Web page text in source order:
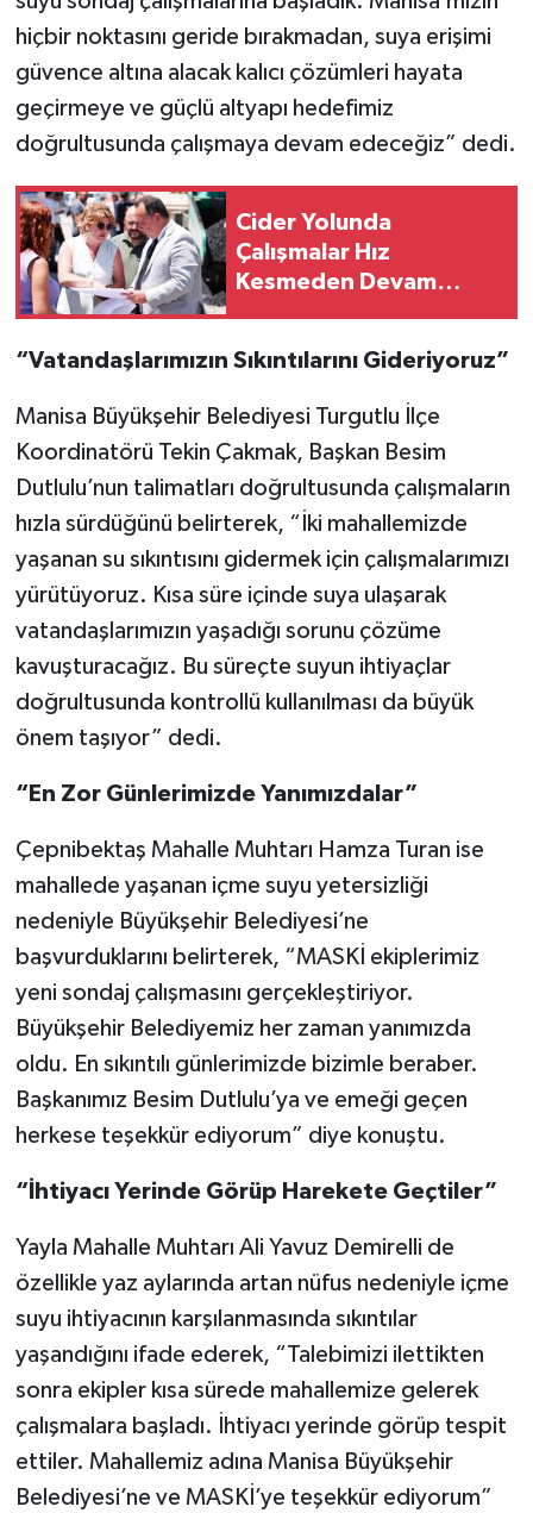
hiçbir noktasını geride bırakmadan, suya erişimi
güvence altına alacak kalıcı çözümleri hayata
geçirmeye ve güçlü altyapı hedefimiz
doğrultusunda çalışmaya devam edeceğiz” dedi.
Cider Yolunda
Çalışmalar Hız
Kesmeden Devam
“Vatandaşlarımızın Sıkıntılarını Gideriyoruz”
Manisa Büyükşehir Belediyesi Turgutlu İlçe
Koordinatörü Tekin Çakmak, Başkan Besim
Dutlulu’nun talimatları doğrultusunda çalışmaların
hızla sürdüğünü belirterek, “İki mahallemizde
yaşanan su sıkıntısını gidermek için çalışmalarımızı
yürütüyoruz. Kısa süre içinde suya ulaşarak
vatandaşlarımızın yaşadığı sorunu çözüme
kavuşturacağız. Bu süreçte suyun ihtiyaçlar
doğrultusunda kontrollü kullanılması da büyük
önem taşıyor” dedi.
“En Zor Günlerimizde Yanımızdalar”
Çepnibektaş Mahalle Muhtarı Hamza Turan ise
mahallede yaşanan içme suyu yetersizliği
nedeniyle Büyükşehir Belediyesi’ne
başvurduklarını belirterek, “MASKİ ekiplerimiz
yeni sondaj çalışmasını gerçekleştiriyor.
Büyükşehir Belediyemiz her zaman yanımızda
oldu. En sıkıntılı günlerimizde bizimle beraber.
Başkanımız Besim Dutlulu’ya ve emeği geçen
herkese teşekkür ediyorum” diye konuştu.
“İhtiyacı Yerinde Görüp Harekete Geçtiler”
Yayla Mahalle Muhtarı Ali Yavuz Demirelli de
özellikle yaz aylarında artan nüfus nedeniyle içme
suyu ihtiyacının karşılanmasında sıkıntılar
yaşandığını ifade ederek, “Talebimizi ilettikten
sonra ekipler kısa sürede mahallemize gelerek
çalışmalara başladı. İhtiyacı yerinde görüp tespit
ettiler. Mahallemiz adına Manisa Büyükşehir
Belediyesi’ne ve MASKİ’ye teşekkür ediyorum”